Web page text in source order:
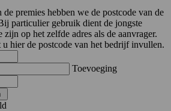
premies hebben we de postcode van de
particulier gebruik dient de jongste
op het zelfde adres als de aanvrager.
hier de postcode van het bedrijf invullen.
Toevoeging